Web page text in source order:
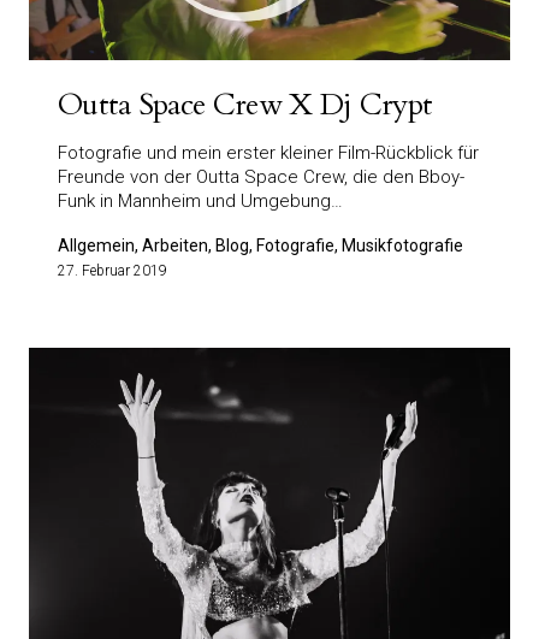
Outta Space Crew X Dj Crypt
Fotografie und mein erster kleiner Film-Rückblick für
Freunde von der Outta Space Crew, die den Bboy-
Funk in Mannheim und Umgebung…
Allgemein, Arbeiten, Blog, Fotografie, Musikfotografie
27. Februar 2019